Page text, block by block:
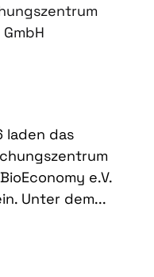
laden das
e.V.
Unter dem...